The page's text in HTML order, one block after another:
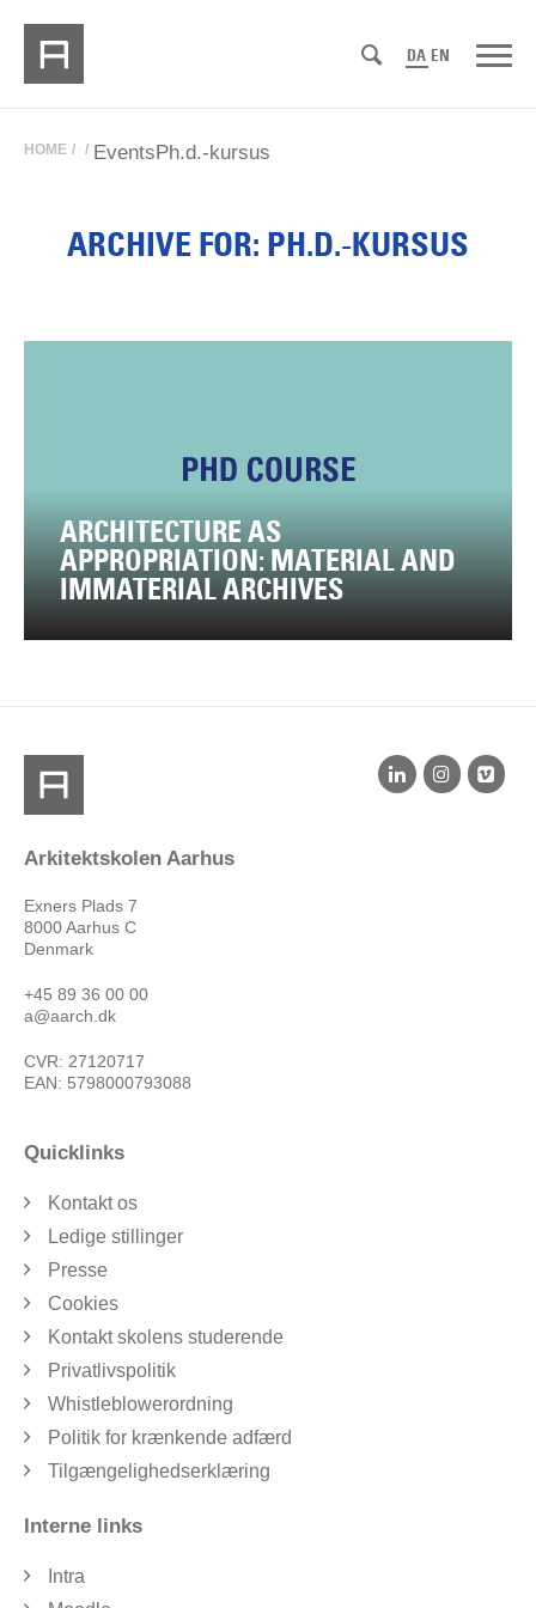
DA EN
HOME / Events
/ Ph.d.-kursus
ARCHIVE FOR: PH.D.-KURSUS
ARCHITECTURE AS
APPROPRIATION: MATERIAL AND
IMMATERIAL ARCHIVES
Arkitektskolen Aarhus
Exners Plads 7
8000 Aarhus C
Denmark
+45 89 36 00 00
a@aarch.dk
CVR: 27120717
EAN: 5798000793088
Quicklinks
Kontakt os
Ledige stillinger
Presse
Cookies
Kontakt skolens studerende
Privatlivspolitik
Whistleblowerordning
Politik for krænkende adfærd
Tilgængelighedserklæring
Interne links
Intra